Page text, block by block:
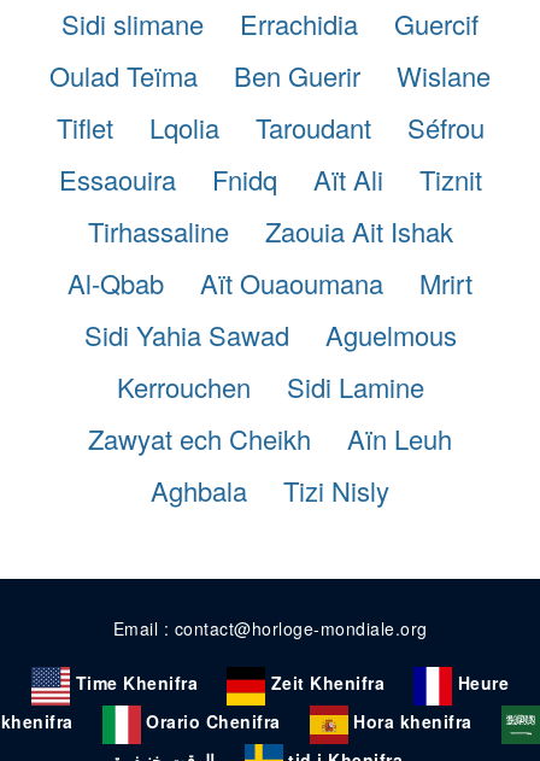
Sidi slimane
Errachidia
Guercif
Oulad Teïma
Ben Guerir
Wislane
Tiflet
Lqolia Taroudant
Séfrou
Essaouira
Fnidq Aït Ali
Tiznit
Tirhassaline
Zaouia Ait Ishak
Al-Qbab
Aït Ouaoumana
Mrirt
Sidi Yahia Sawad
Aguelmous
Kerrouchen
Sidi Lamine
Zawyat ech Cheikh
Aïn Leuh
Aghbala
Tizi Nisly
Email : contact@horloge-mondiale.org
Time Khenifra Zeit Khenifra
Heure
khenifra
Orario Chenifra
Hora khenifra